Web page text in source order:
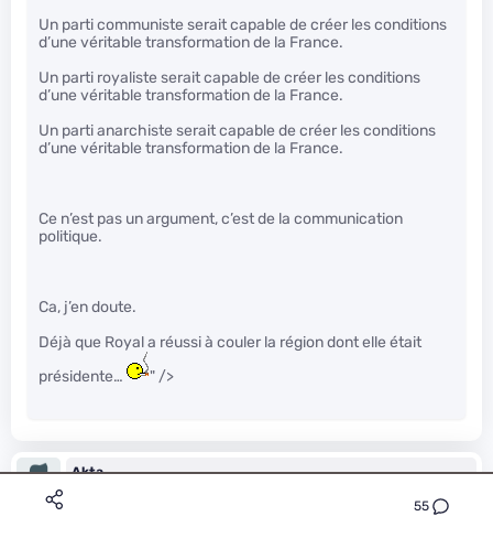
55
Un parti communiste serait capable de créer les conditions
d’une véritable transformation de la France.
Un parti royaliste serait capable de créer les conditions
d’une véritable transformation de la France.
Un parti anarchiste serait capable de créer les conditions
d’une véritable transformation de la France.
Ce n’est pas un argument, c’est de la communication
politique.
Ca, j’en doute.
Déjà que Royal a réussi à couler la région dont elle était
présidente…
" />
Akta